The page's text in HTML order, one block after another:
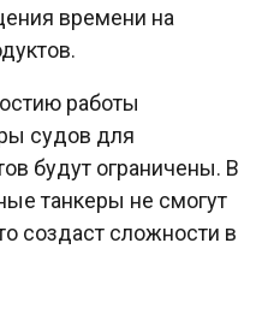
времени на
работы
судов для
будут ограничены. В
танкеры не смогут
создаст сложности в